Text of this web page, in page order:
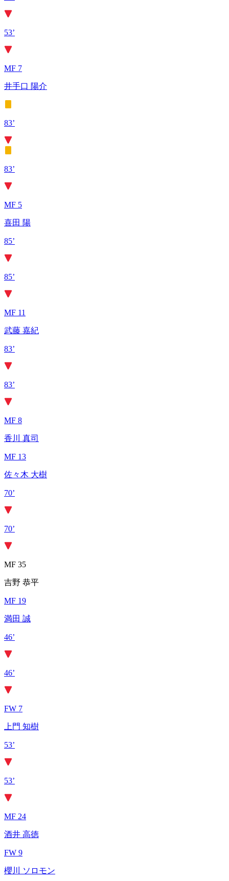
53’
MF 7
井手口 陽介
83’
83’
MF 5
喜田 陽
85’
85’
MF 11
武藤 嘉紀
83’
83’
MF 8
香川 真司
MF 13
佐々木 大樹
70’
70’
MF 35
吉野 恭平
MF 19
満田 誠
46’
46’
FW 7
上門 知樹
53’
53’
MF 24
酒井 高徳
FW 9
櫻川 ソロモン